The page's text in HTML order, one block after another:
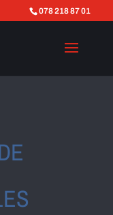
078 218 87 01